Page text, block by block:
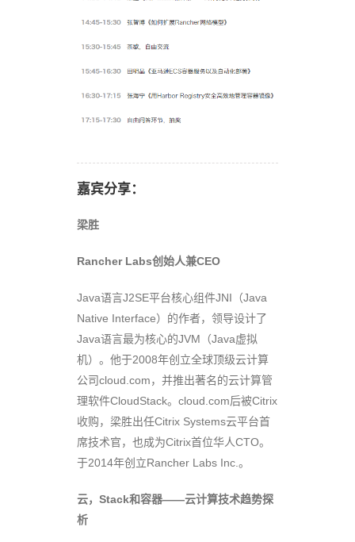
嘉宾分享：
梁胜
Rancher Labs创始人兼CEO
Java语言J2SE平台核心组件JNI（Java
Native Interface）的作者，领导设计了
Java语言最为核心的JVM（Java虚拟
机）。他于2008年创立全球顶级云计算
公司cloud.com，并推出著名的云计算管
理软件CloudStack。cloud.com后被Citrix
收购，梁胜出任Citrix Systems云平台首
席技术官，也成为Citrix首位华人CTO。
于2014年创立Rancher Labs Inc.。
云，Stack和容器——云计算技术趋势探
析